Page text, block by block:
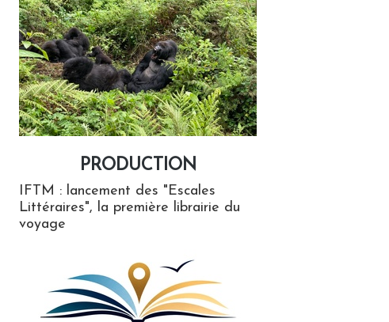
PRODUCTION
IFTM : lancement des "Escales
Littéraires", la première librairie du
voyage